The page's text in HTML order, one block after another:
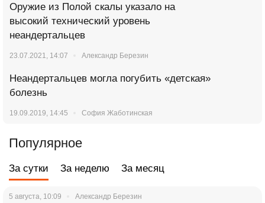
Оружие из Полой скалы указало на
высокий технический уровень
неандертальцев
23.07.2021, 14:07 Александр Березин
Неандертальцев могла погубить «детская»
болезнь
19.09.2019, 14:45 София Жаботинская
Популярное
За сутки За неделю За месяц
5 августа, 10:09 Александр Березин